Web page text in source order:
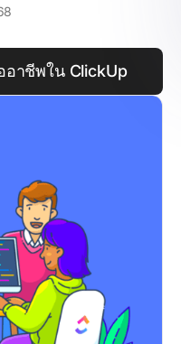
าชีพใน ClickUp